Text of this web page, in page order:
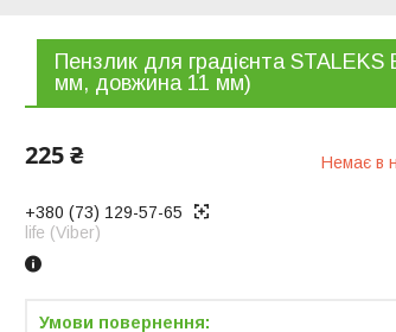
Пензлик для градієнта
мм, довжина 11 мм)
225 ₴ Немає в
+380 (73) 129-57-65
life (Viber)